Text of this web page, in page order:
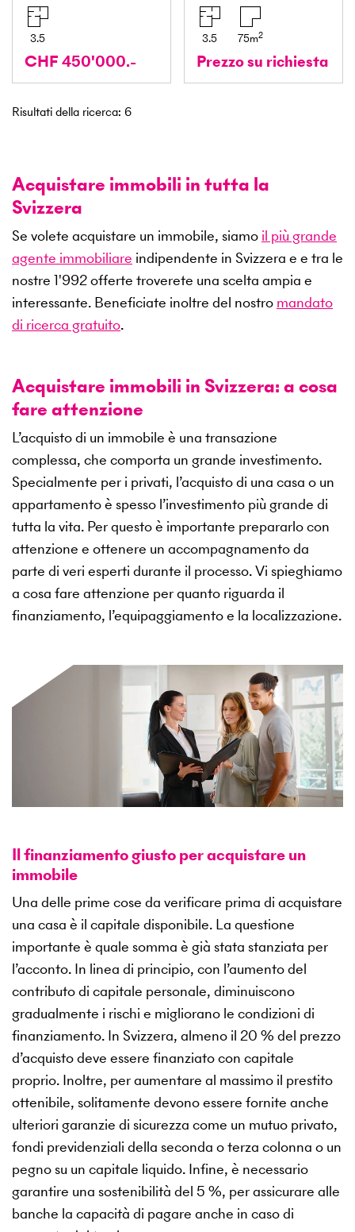
3.5
CHF 450'000.-
3.5 75m2
Prezzo su richiesta
Risultati della ricerca: 6
Acquistare immobili in tutta la
Svizzera
Se volete acquistare un immobile, siamo il più grande
agente immobiliare indipendente in Svizzera e e tra le
nostre 1'992offerte troverete una scelta ampia e
interessante. Beneficiate inoltre del nostro mandato
di ricerca gratuito.
Acquistare immobili in Svizzera: a cosa
fare attenzione
L’acquisto di un immobile è una transazione
complessa, che comporta un grande investimento.
Specialmente per i privati, l’acquisto di una casa o un
appartamento è spesso l’investimento più grande di
tutta la vita. Per questo è importante prepararlo con
attenzione e ottenere un accompagnamento da
parte di veri esperti durante il processo. Vi spieghiamo
a cosa fare attenzione per quanto riguarda il
finanziamento, l’equipaggiamento e la localizzazione.
Il finanziamento giusto per acquistare un
immobile
Una delle prime cose da verificare prima di acquistare
una casa è il capitale disponibile. La questione
importante è quale somma è già stata stanziata per
l’acconto. In linea di principio, con l’aumento del
contributo di capitale personale, diminuiscono
gradualmente i rischi e migliorano le condizioni di
finanziamento. In Svizzera, almeno il 20 % del prezzo
d’acquisto deve essere finanziato con capitale
proprio. Inoltre, per aumentare al massimo il prestito
ottenibile, solitamente devono essere fornite anche
ulteriori garanzie di sicurezza come un mutuo privato,
fondi previdenziali della seconda o terza colonna o un
pegno su un capitale liquido. Infine, è necessario
garantire una sostenibilità del 5 %, per assicurare alle
banche la capacità di pagare anche in caso di